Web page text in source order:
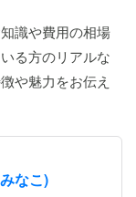
識や費用の相場
る方のリアルな
や魅力をお伝え
なこ)